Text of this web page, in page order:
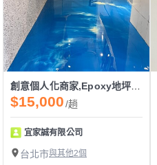
$15,000/趟
宜家誠有限公司
台北市與其他2個